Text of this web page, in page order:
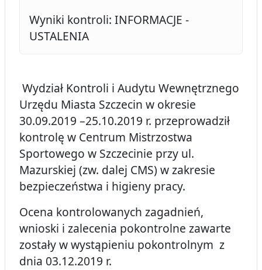
Wyniki kontroli: INFORMACJE -
USTALENIA
Wydział Kontroli i Audytu Wewnętrznego
Urzędu Miasta Szczecin w okresie
30.09.2019 –25.10.2019 r. przeprowadził
kontrolę w Centrum Mistrzostwa
Sportowego w Szczecinie przy ul.
Mazurskiej (zw. dalej CMS) w zakresie
bezpieczeństwa i higieny pracy.
Ocena kontrolowanych zagadnień,
wnioski i zalecenia pokontrolne zawarte
zostały w wystąpieniu pokontrolnym z
dnia 03.12.2019 r.